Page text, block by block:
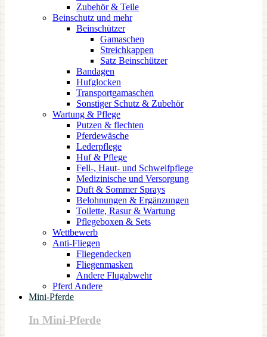
Zubehör & Teile
Beinschutz und mehr
Beinschützer
Gamaschen
Streichkappen
Satz Beinschützer
Bandagen
Hufglocken
Transportgamaschen
Sonstiger Schutz & Zubehör
Wartung & Pflege
Putzen & flechten
Pferdewäsche
Lederpflege
Huf & Pflege
Fell-, Haut- und Schweifpflege
Medizinische und Versorgung
Duft & Sommer Sprays
Belohnungen & Ergänzungen
Toilette, Rasur & Wartung
Pflegeboxen & Sets
Wettbewerb
Anti-Fliegen
Fliegendecken
Fliegenmasken
Andere Flugabwehr
Pferd Andere
Mini-Pferde
In Mini-Pferde